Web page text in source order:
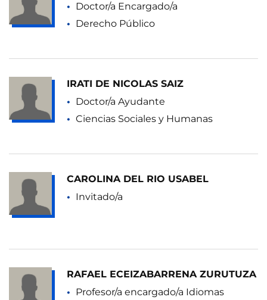
Doctor/a Encargado/a
Derecho Público
IRATI DE NICOLAS SAIZ
Doctor/a Ayudante
Ciencias Sociales y Humanas
CAROLINA DEL RIO USABEL
Invitado/a
RAFAEL ECEIZABARRENA ZURUTUZA
Profesor/a encargado/a Idiomas